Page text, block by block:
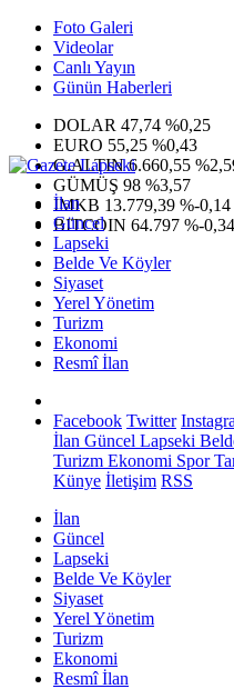
Foto Galeri
Videolar
Canlı Yayın
Günün Haberleri
DOLAR 47,74 %0,25
EURO 55,25 %0,43
G.ALTIN6.660,55
GÜMÜŞ 98 %3,57
IMKB 13.779,39 %-0,14
BITCOIN 64.797 %-0,34
İlan
Güncel
Lapseki
Belde Ve Köyler
Siyaset
Yerel Yönetim
Turizm
Ekonomi
Resmî İlan
Facebook Twitter
İlan Güncel Lapseki
Turizm Ekonomi Spor
Künye İletişim RSS
İlan
Güncel
Lapseki
Belde Ve Köyler
Siyaset
Yerel Yönetim
Turizm
Ekonomi
Resmî İlan